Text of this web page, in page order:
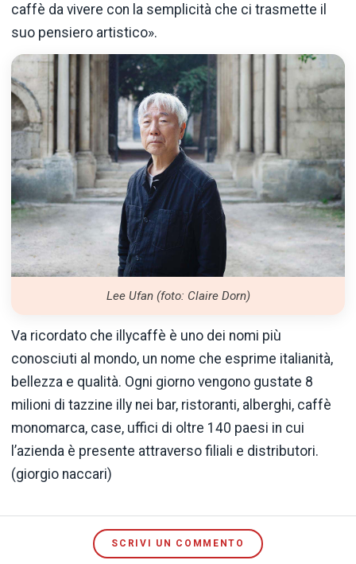
caffè da vivere con la semplicità che ci trasmette il
suo pensiero artistico».
Lee Ufan (foto: Claire Dorn)
Va ricordato che illycaffè è uno dei nomi più
conosciuti al mondo, un nome che esprime italianità,
bellezza e qualità. Ogni giorno vengono gustate 8
milioni di tazzine illy nei bar, ristoranti, alberghi, caffè
monomarca, case, uffici di oltre 140 paesi in cui
l’azienda è presente attraverso filiali e distributori.
(giorgio naccari)
SCRIVI UN COMMENTO